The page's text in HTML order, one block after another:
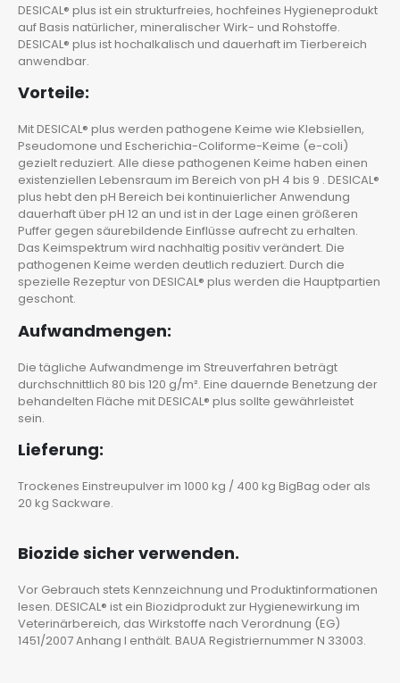
DESICAL® plus ist ein strukturfreies, hochfeines Hygieneprodukt
auf Basis natürlicher, mineralischer Wirk- und Rohstoffe.
DESICAL® plus ist hochalkalisch und dauerhaft im Tierbereich
anwendbar.
Vorteile:
Mit DESICAL® plus werden pathogene Keime wie Klebsiellen,
Pseudomone und Escherichia-Coliforme-Keime (e-coli)
gezielt reduziert. Alle diese pathogenen Keime haben einen
existenziellen Lebensraum im Bereich von pH 4 bis 9 . DESICAL®
plus hebt den pH Bereich bei kontinuierlicher Anwendung
dauerhaft über pH 12 an und ist in der Lage einen größeren
Puffer gegen säurebildende Einflüsse aufrecht zu erhalten.
Das Keimspektrum wird nachhaltig positiv verändert. Die
pathogenen Keime werden deutlich reduziert. Durch die
spezielle Rezeptur von DESICAL® plus werden die Hauptpartien
geschont.
Aufwandmengen:
Die tägliche Aufwandmenge im Streuverfahren beträgt
durchschnittlich 80 bis 120 g/m². Eine dauernde Benetzung der
behandelten Fläche mit DESICAL® plus sollte gewährleistet
sein.
Lieferung:
Trockenes Einstreupulver im 1000 kg / 400 kg BigBag oder als
20 kg Sackware.
Biozide sicher verwenden.
Vor Gebrauch stets Kennzeichnung und Produktinformationen
lesen. DESICAL® ist ein Biozidprodukt zur Hygienewirkung im
Veterinärbereich, das Wirkstoffe nach Verordnung (EG)
1451/2007 Anhang I enthält. BAUA Registriernummer N 33003.